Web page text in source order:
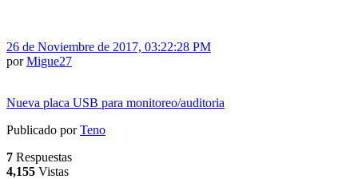
26 de Noviembre de 2017, 03:22:28 PM
porMigue27
Nueva placa USB para monitoreo/auditoria
Publicado porTeno
7 Respuestas
4,155 Vistas